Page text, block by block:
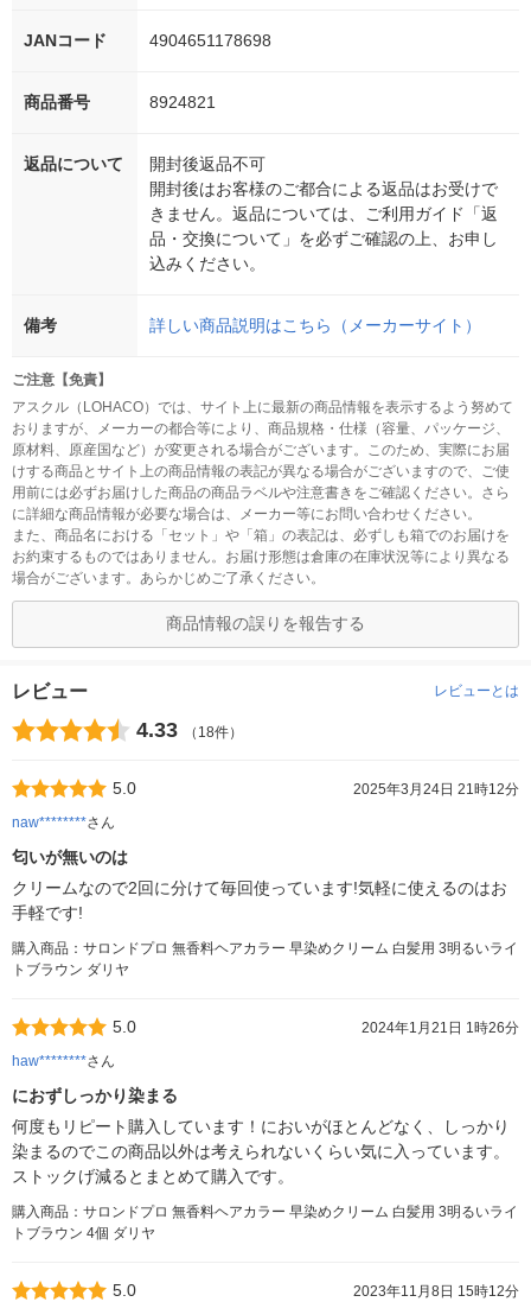
JANコード 4904651178698
商品番号 8924821
返品について
開封後返品不可
開封後はお客様のご都合による返品はお受けで
きません。返品については、ご利用ガイド「返
品・交換について」を必ずご確認の上、お申し
込みください。
備考 詳しい商品説明はこちら（メーカーサイト）
ご注意【免責】
アスクル（LOHACO）では、サイト上に最新の商品情報を表示するよう努めて
おりますが、メーカーの都合等により、商品規格・仕様（容量、パッケージ、
原材料、原産国など）が変更される場合がございます。このため、実際にお届
けする商品とサイト上の商品情報の表記が異なる場合がございますので、ご使
用前には必ずお届けした商品の商品ラベルや注意書きをご確認ください。さら
に詳細な商品情報が必要な場合は、メーカー等にお問い合わせください。
また、商品名における「セット」や「箱」の表記は、必ずしも箱でのお届けを
お約束するものではありません。お届け形態は倉庫の在庫状況等により異なる
場合がございます。あらかじめご了承ください。
商品情報の誤りを報告する
レビュー レビューとは
4.33 （18件）
5.0
2025年3月24日 21時12分
naw********さん
匂いが無いのは
クリームなので2回に分けて毎回使っています!気軽に使えるのはお
手軽です!
購入商品：サロンドプロ 無香料ヘアカラー 早染めクリーム 白髪用 3明るいライ
トブラウン ダリヤ
5.0
2024年1月21日 1時26分
haw********さん
におずしっかり染まる
何度もリピート購入しています！においがほとんどなく、しっかり
染まるのでこの商品以外は考えられないくらい気に入っています。
ストックげ減るとまとめて購入です。
購入商品：サロンドプロ 無香料ヘアカラー 早染めクリーム 白髪用 3明るいライ
トブラウン 4個 ダリヤ
5.0
2023年11月8日 15時12分